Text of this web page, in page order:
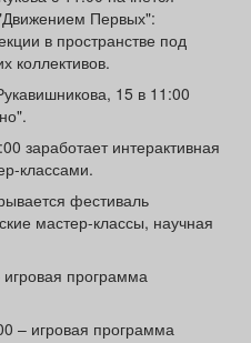
Первых":
в пространстве под
коллективов.
15 в 11:00
заработает интерактивная
классами.
фестиваль
мастер-классы, научная
программа
– игровая программа